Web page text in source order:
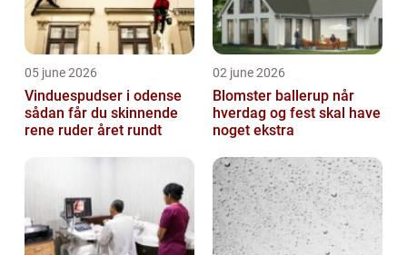
05 june 2026
Vinduespudser i odense
sådan får du skinnende
rene ruder året rundt
02 june 2026
Blomster ballerup når
hverdag og fest skal have
noget ekstra